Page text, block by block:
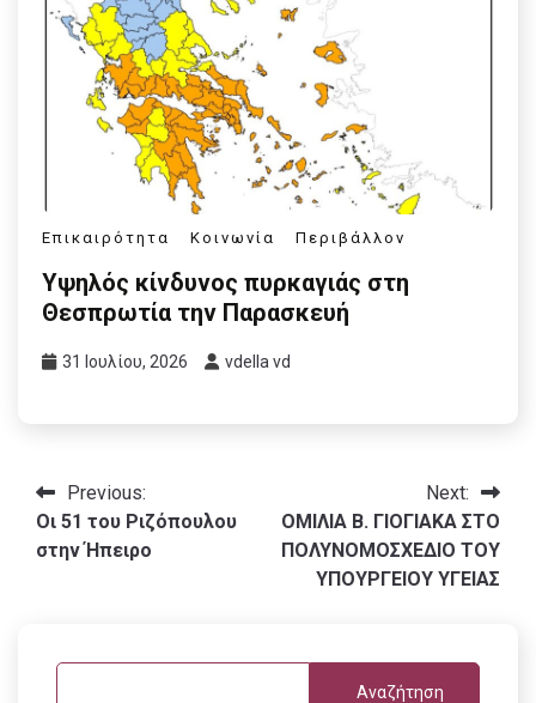
Επικαιρότητα Κοινωνία Περιβάλλον
Υψηλός κίνδυνος πυρκαγιάς στη
Θεσπρωτία την Παρασκευή
31 Ιουλίου, 2026 vdella vd
Πλοήγηση
άρθρων
Previous:
Οι 51 του Ριζόπουλου
στην Ήπειρο
Next:
ΟΜΙΛΙΑ Β. ΓΙΟΓΙΑΚΑ ΣΤΟ
ΠΟΛΥΝΟΜΟΣΧΕΔΙΟ ΤΟΥ
ΥΠΟΥΡΓΕΙΟΥ ΥΓΕΙΑΣ
Αναζήτηση